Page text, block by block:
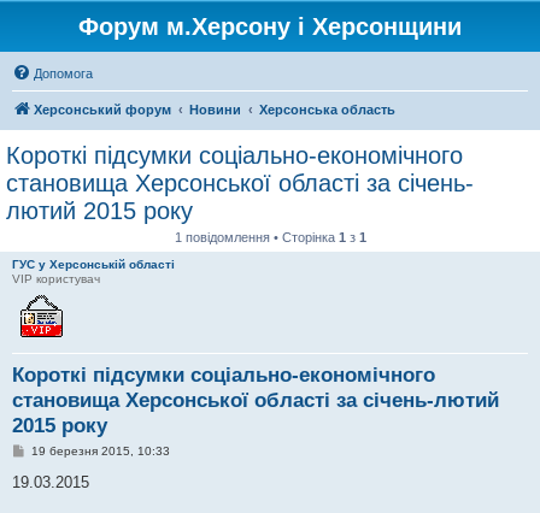
Форум м.Херсону і Херсонщини
Допомога
Херсонський форум Новини Херсонська область
Короткі підсумки соціально-економічного
становища Херсонської області за січень-
лютий 2015 року
1 повідомлення • Сторінка 1 з 1
ГУС у Херсонській області
VIP користувач
Короткі підсумки соціально-економічного
становища Херсонської області за січень-лютий
2015 року
П
в
19 березня 2015, 10:33
19.03.2015